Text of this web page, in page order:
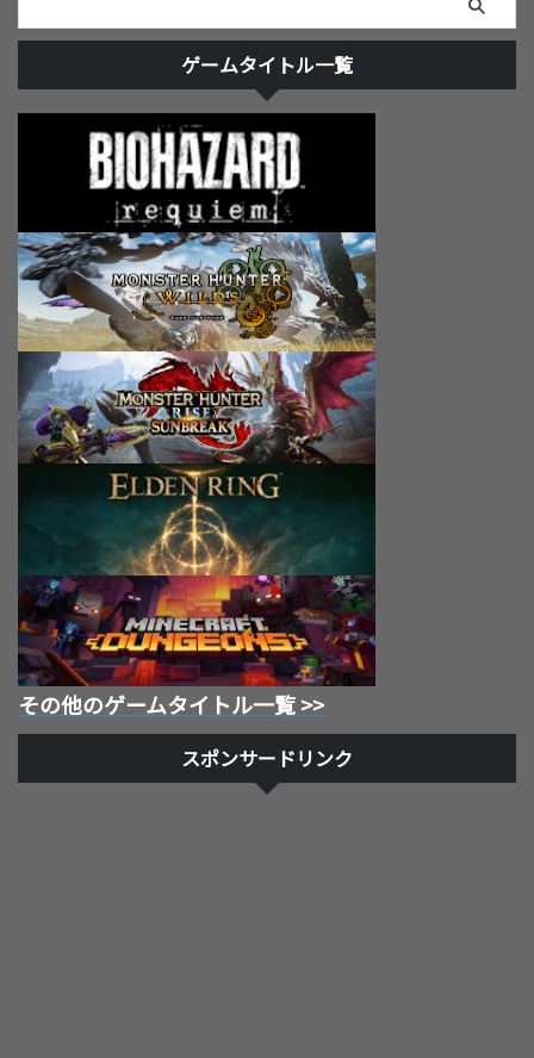
ゲームタイトル一覧
その他のゲームタイトル一覧 >>
スポンサードリンク